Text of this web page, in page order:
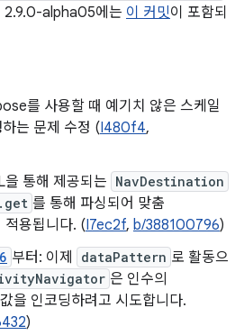
2.9.0-alpha05에는 이 커밋이 포함되
를 사용할 때 예기치 않은 스케일
는 문제 수정 (I480f4,
을 통해 제공되는 NavDestination
를 통해 파싱되어 맞춤
적용됩니다. (I7ec2f, b/388100796)
부터: 이제 dataPattern 로 활동으
은 인수의
을 인코딩하려고 시도합니다.
)